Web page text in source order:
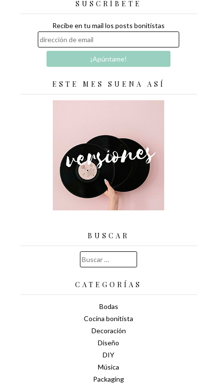
SUSCRÍBETE
Recibe en tu mail los posts bonitistas
ESTE MES SUENA ASÍ
BUSCAR
Buscar:
CATEGORÍAS
Bodas
Cocina bonitista
Decoración
Diseño
DIY
Música
Packaging